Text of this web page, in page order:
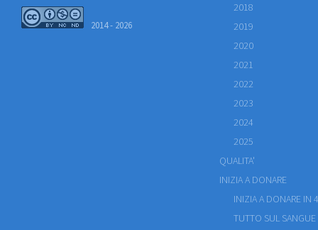
2014 - 2026
2018
2019
2020
2021
2022
2023
2024
2025
QUALITA'
INIZIA A DONARE
INIZIA A DONARE IN
TUTTO SUL SANGUE